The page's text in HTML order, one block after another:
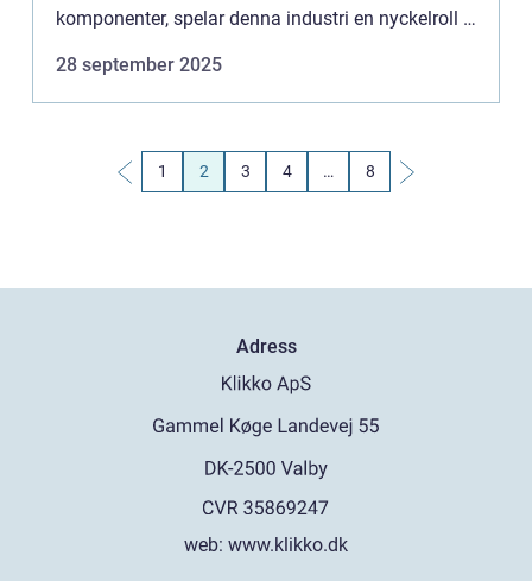
komponenter, spelar denna industri en nyckelroll i
28 september 2025
1 2 3 4 … 8
Adress
web: www.klikko.dk